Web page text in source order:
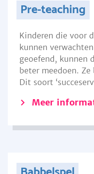
Pre-teaching
Kinderen die voor
kunnen
geoefend, kunnen
beter meedoen.
Dit soort
Meer